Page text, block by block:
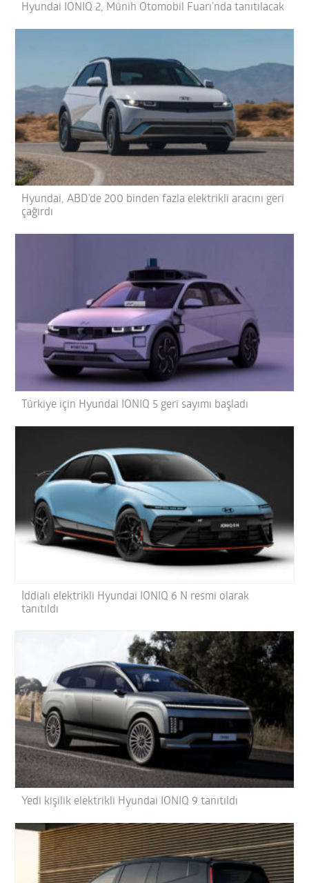
Hyundai IONIQ 2, Münih Otomobil Fuarı’nda tanıtılacak
Hyundai, ABD’de 200 binden fazla elektrikli aracını geri
çağırdı
Türkiye için Hyundai IONIQ 5 geri sayımı başladı
İddialı elektrikli Hyundai IONIQ 6 N resmi olarak
tanıtıldı
Yedi kişilik elektrikli Hyundai IONIQ 9 tanıtıldı